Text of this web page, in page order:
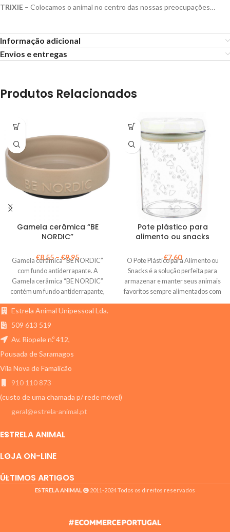
TRIXIE – Colocamos o animal no centro das nossas preocupações…
Informação adicional
Envios e entregas
Produtos Relacionados
Gamela cerâmica “BE
NORDIC”
€8,55–€9,95
Gamela cerâmica “BE NORDIC”
com fundo antiderrapante. A
Gamela cerâmica “BE NORDIC”
contém um fundo antiderrapante,
graças ao anel em
Pote plástico para
alimento ou snacks
€7,60
O Pote Plástico para Alimento ou
Snacks é a solução perfeita para
armazenar e manter seus animais
favoritos sempre alimentados com
os melhores snacks e alimentos
Estrela Animal Unipessoal Lda.
509 613 519
Av. Riopele n.º 412,
Pousada de Saramagos
Vila Nova de Famalicão
910 110 873
(custo de uma chamada p/ rede móvel)
geral@estrela-animal.pt
ESTRELA ANIMAL
LOJA ON-LINE
ÚLTIMOS ARTIGOS
ESTRELA ANIMAL 2011-2024 Todos os direitos reservados